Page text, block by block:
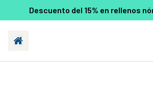
Descuento del 15% en rellenos